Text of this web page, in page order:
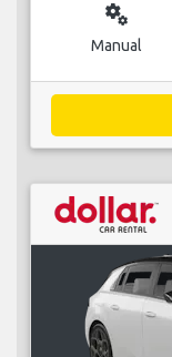
miscellaneous_services
Manual